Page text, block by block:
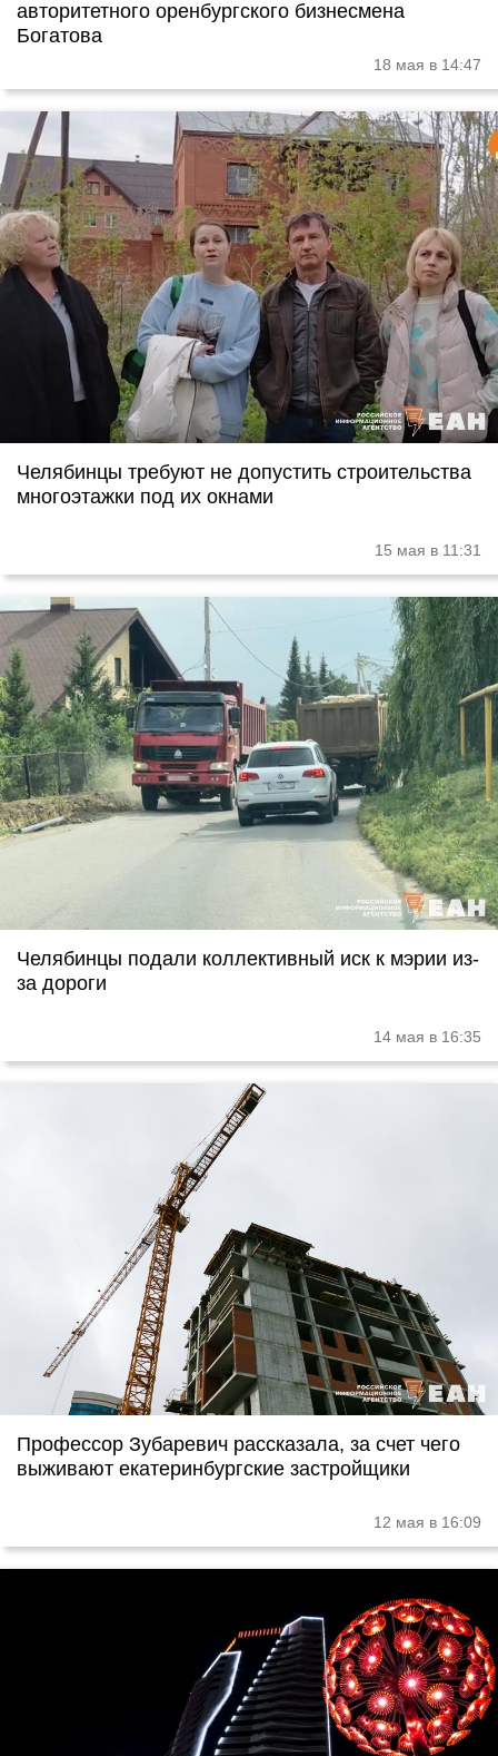
авторитетного оренбургского бизнесмена
Богатова
18 мая в 14:47
Челябинцы требуют не допустить строительства
многоэтажки под их окнами
15 мая в 11:31
Челябинцы подали коллективный иск к мэрии из-
за дороги
14 мая в 16:35
Профессор Зубаревич рассказала, за счет чего
выживают екатеринбургские застройщики
12 мая в 16:09